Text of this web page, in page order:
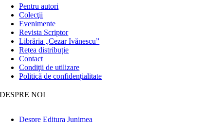
Pentru autori
Colecţii
Evenimente
Revista Scriptor
Librăria „Cezar Ivănescu”
Rețea distribuție
Contact
Condiţii de utilizare
Politică de confidențialitate
DESPRE NOI
Despre Editura Junimea